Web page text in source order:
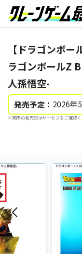
【ドラゴンボ
ラゴンボールZ
人孫悟空-
発売予定： 2026年
※実際の発売日はサービスをご確認く